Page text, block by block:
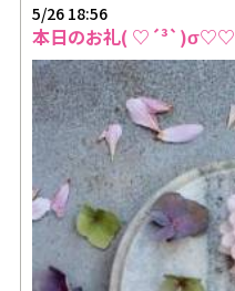
5/26 18:56
本日のお礼( ♡´³`)σ♡♡